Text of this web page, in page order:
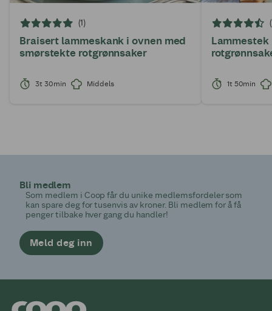
(1)
Braisert lammeskank i ovnen med
smørstekte rotgrønnsaker
3t 30min Middels 1t 50min
Bli medlem
Som medlem i Coop får du unike medlemsfordeler som
kan spare deg for tusenvis av kroner. Bli medlem for å få
penger tilbake hver gang du handler!
Meld deg inn